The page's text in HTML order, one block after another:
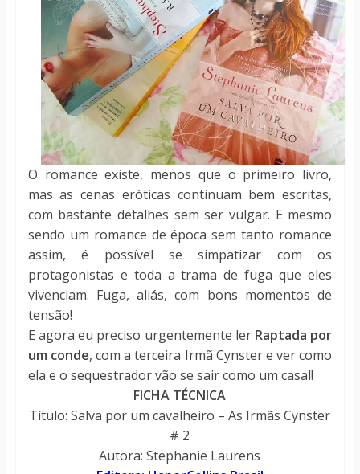
O romance existe, menos que o primeiro livro,
mas as cenas eróticas continuam bem escritas,
com bastante detalhes sem ser vulgar. E mesmo
sendo um romance de época sem tanto romance
assim, é possível se simpatizar com os
protagonistas e toda a trama de fuga que eles
vivenciam. Fuga, aliás, com bons momentos de
tensão!
E agora eu preciso urgentemente ler Raptada por
um conde, com a terceira Irmã Cynster e ver como
ela e o sequestrador vão se sair como um casal!
FICHA TÉCNICA
Título: Salva por um cavalheiro – As Irmãs Cynster
# 2
Autora: Stephanie Laurens